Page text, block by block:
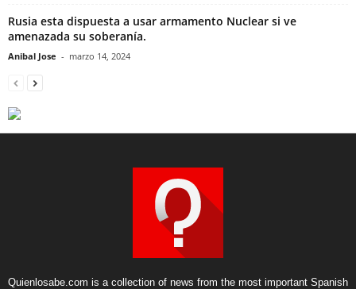
Rusia esta dispuesta a usar armamento Nuclear si ve
amenazada su soberanía.
Anibal Jose - marzo 14, 2024
Quienlosabe.com is a collection of news from the most important Spanish